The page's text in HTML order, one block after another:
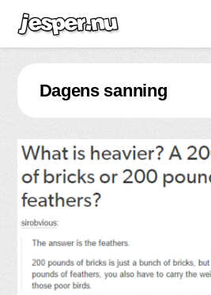
Spel ↓
Bilder ↓
Forum ↓
Länkar
Videos
Blandat ↓
Om sidan ↓
Dagens sanning